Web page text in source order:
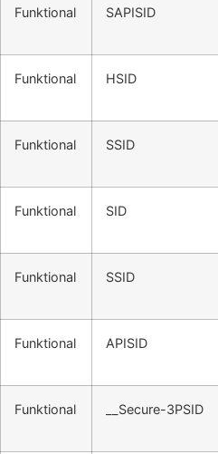
Funktional SAPISID
Funktional HSID
Funktional SSID
Funktional SID
Funktional SSID
Funktional APISID
Funktional __Secure-3PSID